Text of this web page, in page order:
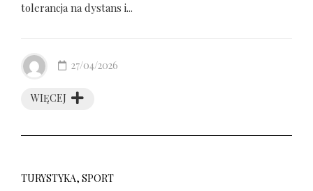
tolerancja na dystans i...
WIĘCEJ
27/04/2026
TURYSTYKA, SPORT